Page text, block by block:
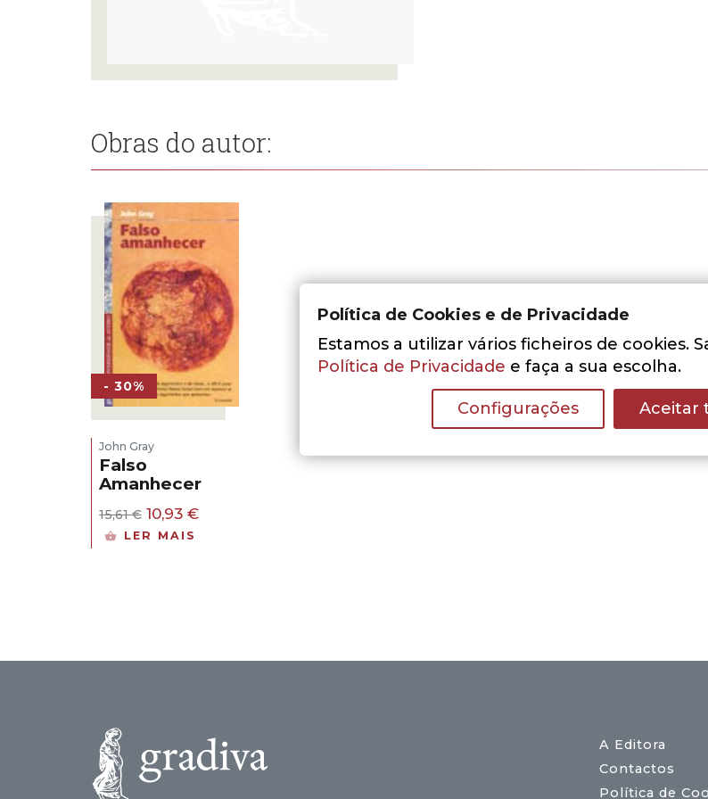
Obras do autor:
- 30%
John Gray
Falso
Amanhecer
15,61€ O
preço
10,93 €O
LER MAIS
A Editora
Contactos
Política de
Política de Cookies e de Privacidade
Estamos a utilizar vários ficheiros de cookies.
Política de Privacidade e faça a sua escolha.
Configurações Aceitar